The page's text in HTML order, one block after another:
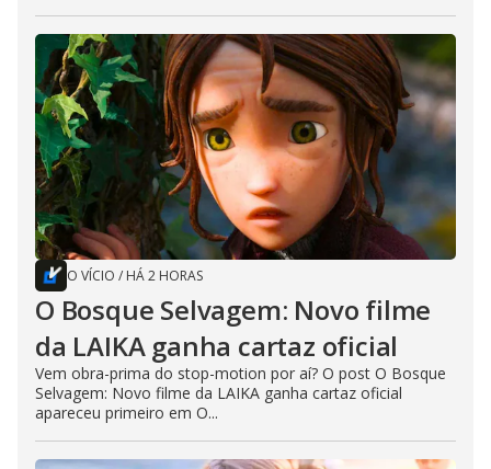
O VÍCIO / HÁ 2 HORAS
O Bosque Selvagem: Novo filme
da LAIKA ganha cartaz oficial
Vem obra-prima do stop-motion por aí? O post O Bosque
Selvagem: Novo filme da LAIKA ganha cartaz oficial
apareceu primeiro em O...